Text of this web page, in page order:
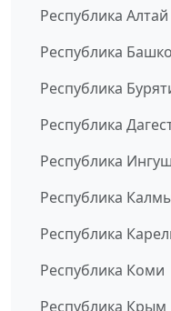
Республика Алтай
Республика
Республика
Республика
Республика
Республика
Республика
Республика Коми
Республика Крым